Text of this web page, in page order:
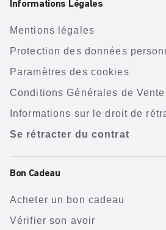
Informations Légales
Mentions légales
Protection des données
Paramètres des cookies
Conditions Générales de Vente
Informations sur le droit de
Se rétracter du contrat
Bon Cadeau
Acheter un bon cadeau
Vérifier son avoir